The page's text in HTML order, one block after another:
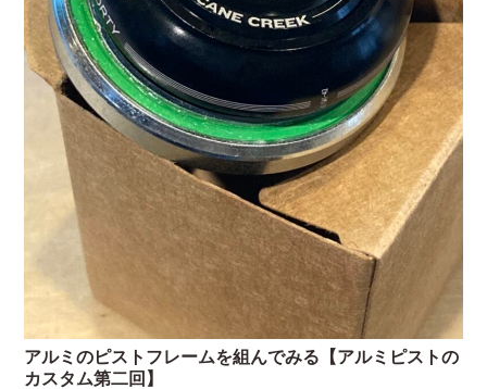
アルミのピストフレームを組んでみる【アルミピストの
カスタム第二回】